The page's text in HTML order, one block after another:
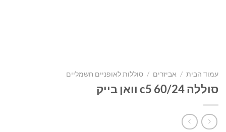
עמוד הבית / אביזרים / סוללות לאופניים חשמליים
סוללה 60/24 c5 וואן בייק